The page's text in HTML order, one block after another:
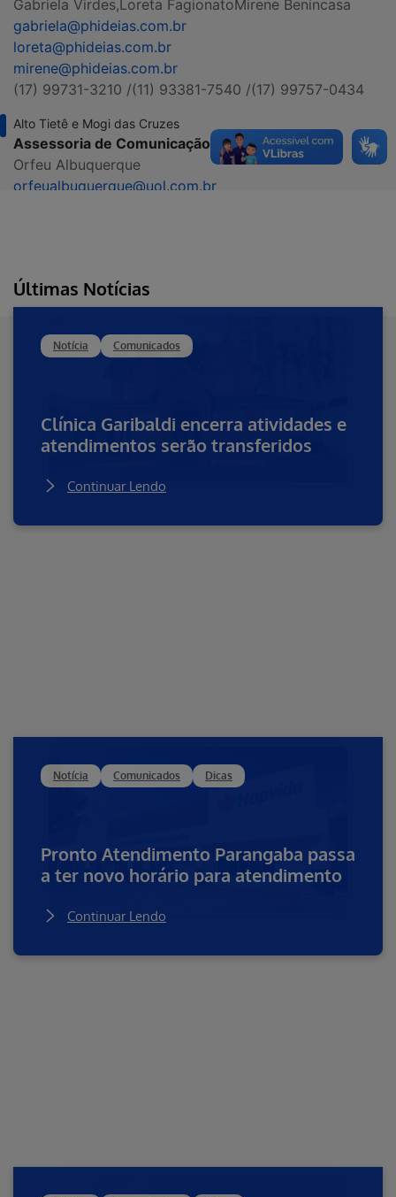
Gabriela Virdes, Loreta Fagionato Mirene Benincasa
gabriela@phideias.com.br
loreta@phideias.com.br
mirene@phideias.com.br
(17) 99731-3210 /(11) 93381-7540 /(17) 99757-0434
Alto Tietê e Mogi das Cruzes
Assessoria de Comunicação
Orfeu Albuquerque
orfeualbuquerque@uol.com.br
Luciana Menezes
imprensa.hapvida@gbr.com.br
(11) 99179-9696
Adalberto MansurRogério Rueda
contato@proimprensa.com.br
Últimas Notícias
Notícia Comunicados
Clínica Garibaldi encerra atividades e
atendimentos serão transferidos
Continuar Lendo
Notícia Comunicados Dicas
Pronto Atendimento Parangaba passa
a ter novo horário para atendimento
Continuar Lendo